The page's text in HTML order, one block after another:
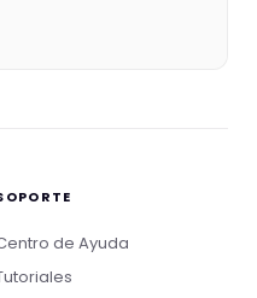
de Ayuda